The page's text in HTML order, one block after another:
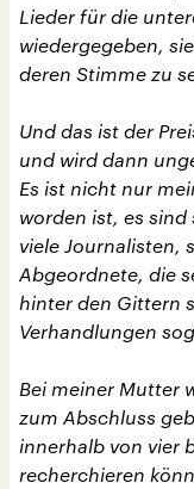
Lieder für die
wiedergegeben,
deren Stimme zu
Und das ist der
und wird dann
Es ist nicht nur
worden ist, es sind
viele Journalisten,
Abgeordnete, die
hinter den Gittern
Verhandlungen
Bei meiner Mutter
zum Abschluss
innerhalb von vier
recherchieren